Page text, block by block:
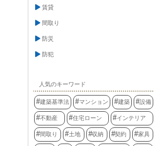
賃貸
間取り
防災
防犯
人気のキーワード
建築基準法 マンション 建築 設備
不動産 住宅ローン インテリア
間取り 土地 収納 契約 家具